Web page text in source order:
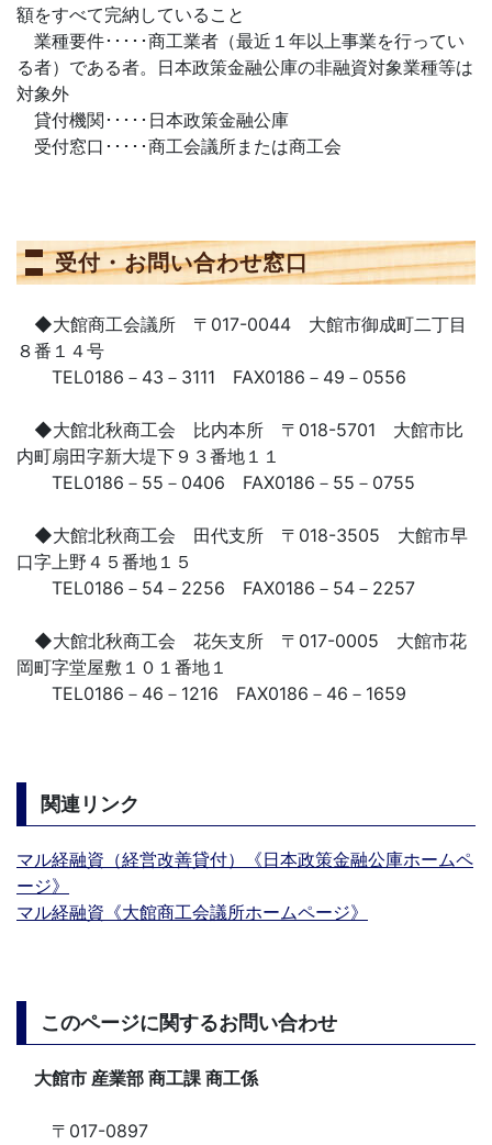
額をすべて完納していること
業種要件･････商工業者（最近１年以上事業を行ってい
る者）である者。日本政策金融公庫の非融資対象業種等は
対象外
貸付機関･････日本政策金融公庫
受付窓口･････商工会議所または商工会
受付・お問い合わせ窓口
◆大館商工会議所 〒017-0044 大館市御成町二丁目
８番１４号
TEL0186－43－3111 FAX0186－49－0556
◆大館北秋商工会 比内本所 〒018-5701 大館市比
内町扇田字新大堤下９３番地１１
TEL0186－55－0406 FAX0186－55－0755
◆大館北秋商工会 田代支所 〒018-3505 大館市早
口字上野４５番地１５
TEL0186－54－2256 FAX0186－54－2257
◆大館北秋商工会 花矢支所 〒017-0005 大館市花
岡町字堂屋敷１０１番地１
TEL0186－46－1216 FAX0186－46－1659
関連リンク
マル経融資（経営改善貸付）《日本政策金融公庫ホームペ
ージ》
マル経融資《大館商工会議所ホームページ》
このページに関するお問い合わせ
大館市 産業部 商工課 商工係
〒017-0897